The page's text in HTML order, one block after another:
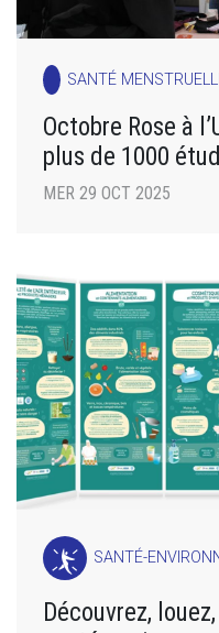
SANTÉ
Octobre Rose à
plus de 1000
MER 29 OCT 2025
SANTÉ-
Découvrez,